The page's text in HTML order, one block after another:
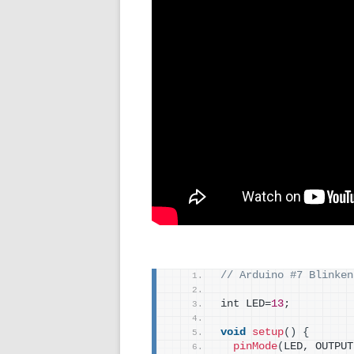
// Arduino #7
int LED=13;
void setup()
{
pinMode( LED, OUTPUT